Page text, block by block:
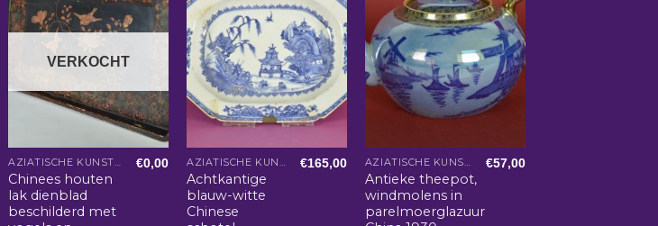
VERKOCHT
AZIATISCHE KUNST EN WOONACCESSOIRES
Chinees houten
lak dienblad
beschilderd met
€0,00 AZIATISCHE KUNST EN WOONACCESSOIRES
Achtkantige
blauw-witte
Chinese
€165,00 AZIATISCHE KUNST EN WOONACCESSOIRES
Antieke theepot,
windmolens in
parelmoerglazuur
€57,00